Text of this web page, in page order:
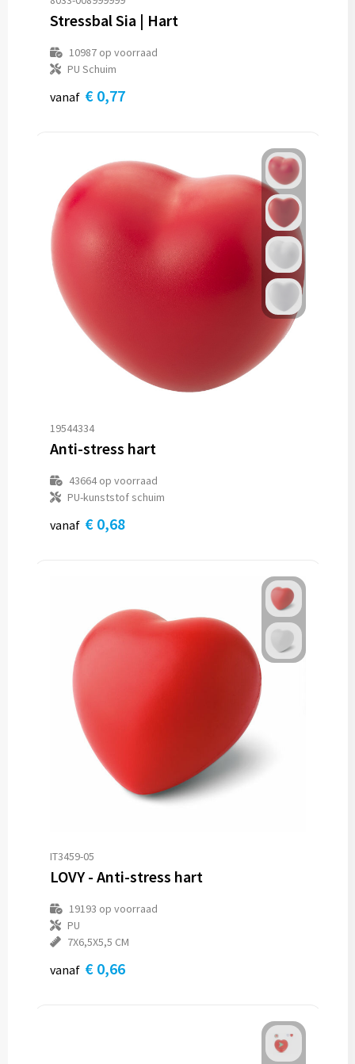
Stressbal Sia | Hart
10987op voorraad
PU Schuim
vanaf € 0,77
19544334
Anti-stress hart
43664op voorraad
PU-kunststof schuim
vanaf € 0,68
IT3459-05
LOVY - Anti-stress hart
19193 op voorraad
PU
7X6,5X5,5 CM
vanaf € 0,66